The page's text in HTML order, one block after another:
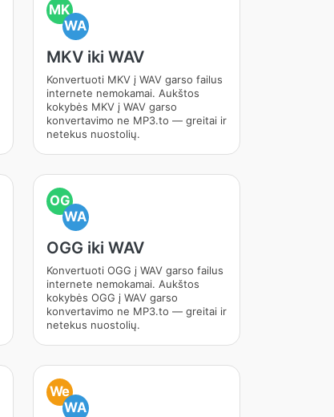
MK
WA
MKV iki WAV
Konvertuoti MKV į WAV garso failus
internete nemokamai. Aukštos
kokybės MKV į WAV garso
konvertavimo ne MP3.to — greitai ir
netekus nuostolių.
OG
WA
OGG iki WAV
Konvertuoti OGG į WAV garso failus
internete nemokamai. Aukštos
kokybės OGG į WAV garso
konvertavimo ne MP3.to — greitai ir
netekus nuostolių.
We
WA